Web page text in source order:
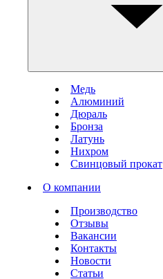
Медь
Алюминий
Дюраль
Бронза
Латунь
Нихром
Свинцовый прокат
О компании
Производство
Отзывы
Вакансии
Контакты
Новости
Статьи